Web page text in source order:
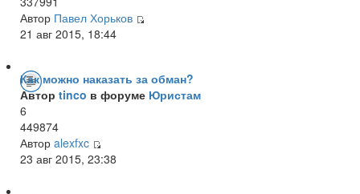
Автор Павел Хорьков
21 авг 2015, 18:44
Как можно наказать за обман?
Автор tinco в форуме Юристам
6
449874
Автор alexfxc
23 авг 2015, 23:38